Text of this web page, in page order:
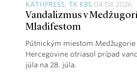
KATHPRESS, TK KBS 04.08.2026
Vandalizmus v
Mladifestom
Pútnickým miestom Medžugorie
Hercegovine otriasol prípad
júla na 28. júla.